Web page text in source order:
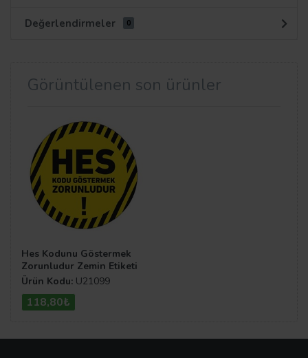
Değerlendirmeler 0
Görüntülenen son ürünler
Hes Kodunu Göstermek
Zorunludur Zemin Etiketi
30 cm
Ürün Kodu: U21099
118,80₺